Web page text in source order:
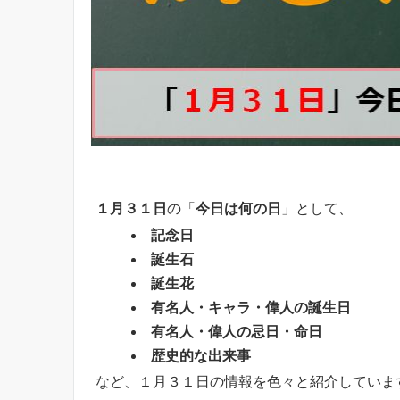
１月３１日 の「 今日は何の日 」として、
記念日
誕生石
誕生花
有名人・キャラ・偉人の誕生日
有名人・偉人の忌日・命日
歴史的な出来事
など、１月３１日の情報を色々と紹介していま